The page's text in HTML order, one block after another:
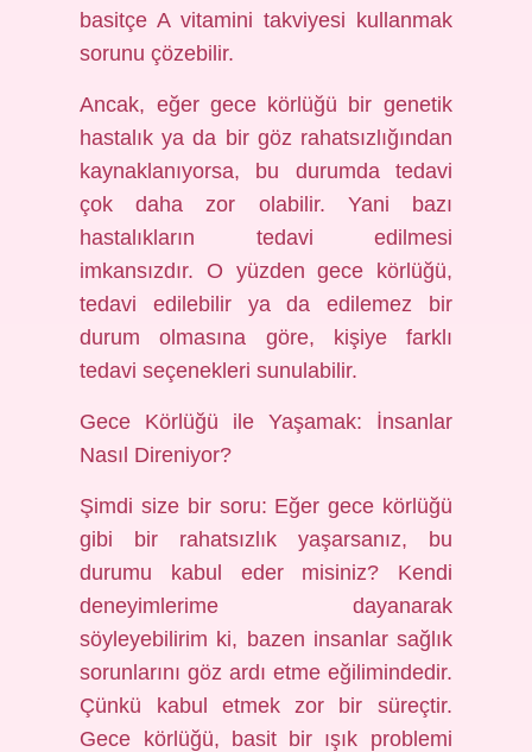
basitçe A vitamini takviyesi kullanmak
sorunu çözebilir.
Ancak, eğer gece körlüğü bir genetik
hastalık ya da bir göz rahatsızlığından
kaynaklanıyorsa, bu durumda tedavi
çok daha zor olabilir. Yani bazı
hastalıkların tedavi edilmesi
imkansızdır. O yüzden gece körlüğü,
tedavi edilebilir ya da edilemez bir
durum olmasına göre, kişiye farklı
tedavi seçenekleri sunulabilir.
Gece Körlüğü ile Yaşamak: İnsanlar
Nasıl Direniyor?
Şimdi size bir soru: Eğer gece körlüğü
gibi bir rahatsızlık yaşarsanız, bu
durumu kabul eder misiniz? Kendi
deneyimlerime dayanarak
söyleyebilirim ki, bazen insanlar sağlık
sorunlarını göz ardı etme eğilimindedir.
Çünkü kabul etmek zor bir süreçtir.
Gece körlüğü, basit bir ışık problemi